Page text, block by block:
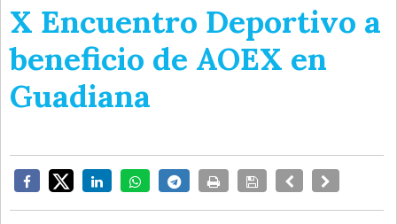
X Encuentro Deportivo a
beneficio de AOEX en
Guadiana